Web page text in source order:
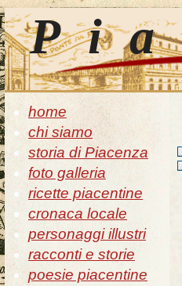
home
chi siamo
storia di Piacenza
foto galleria
ricette piacentine
cronaca locale
personaggi illustri
racconti e storie
poesie piacentine